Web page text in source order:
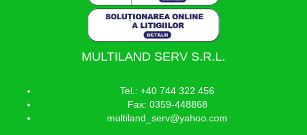
MULTILAND SERV S.R.L.
Tel.: +40 744 322 456
Fax: 0359-448868
multiland_serv@yahoo.com